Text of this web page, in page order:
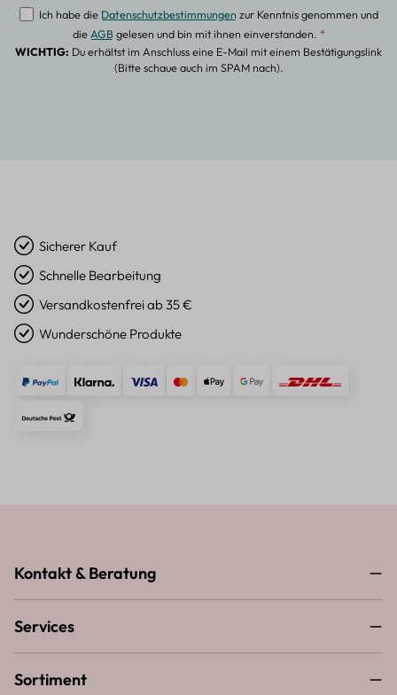
Ich habe die Datenschutzbestimmungenzur Kenntnis genommen und
dieAGBgelesen und bin mit ihnen einverstanden. *
WICHTIG: Du erhältst im Anschluss eine E-Mail mit einem Bestätigungslink
(Bitte schaue auch im SPAM nach).
Sicherer Kauf
Schnelle Bearbeitung
Versandkostenfrei ab 35 €
Wunderschöne Produkte
Kontakt & Beratung
Services
Sortiment